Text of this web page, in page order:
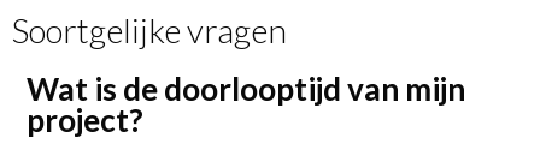
Soortgelijke vragen
Wat is de doorlooptijd van mijn
project?